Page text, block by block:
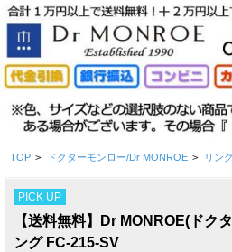
TOP > ドクターモンロー/Dr MONROE > リン
PICK UP
【送料無料】Dr MONROE(ドク
ング FC-215-SV